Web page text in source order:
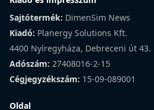
Sajtótermék: DimenSim News
Kiadó: Planergy Solutions Kft.
4400 Nyíregyháza, Debreceni út 43.
Adószám: 27408016-2-15
Cégjegyzékszám: 15-09-089001
Oldal